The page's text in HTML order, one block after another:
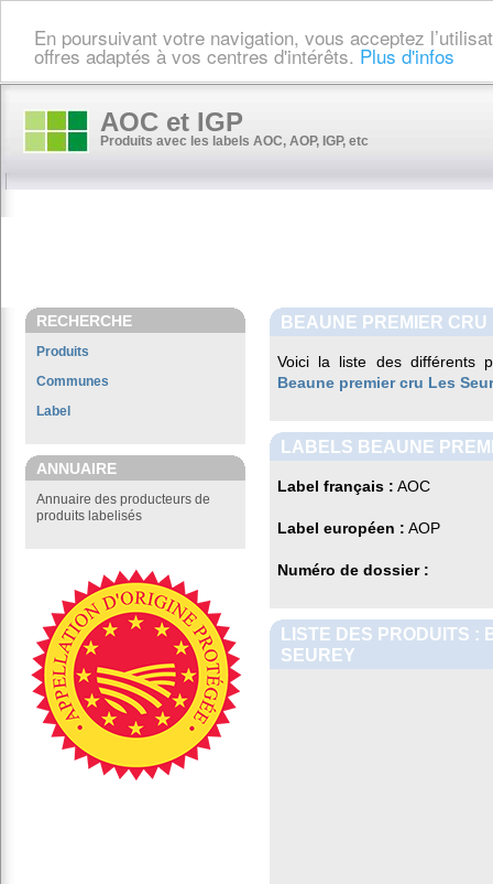
En poursuivant votre navigation, vous acceptez
offres adaptés à vos centres d'intérêts. Plus d'infos
AOC et IGP
Produits avec les labels AOC, AOP, IGP, etc
RECHERCHE
Produits
Communes
Label
ANNUAIRE
Annuaire des producteurs de
produits labelisés
BEAUNE PREMIER
Voici la liste des différents
Beaune premier cru Les
LABELS BEAUNE
Label français : AOC
Label européen : AOP
Numéro de dossier :
LISTE DES PRODUITS :
SEUREY